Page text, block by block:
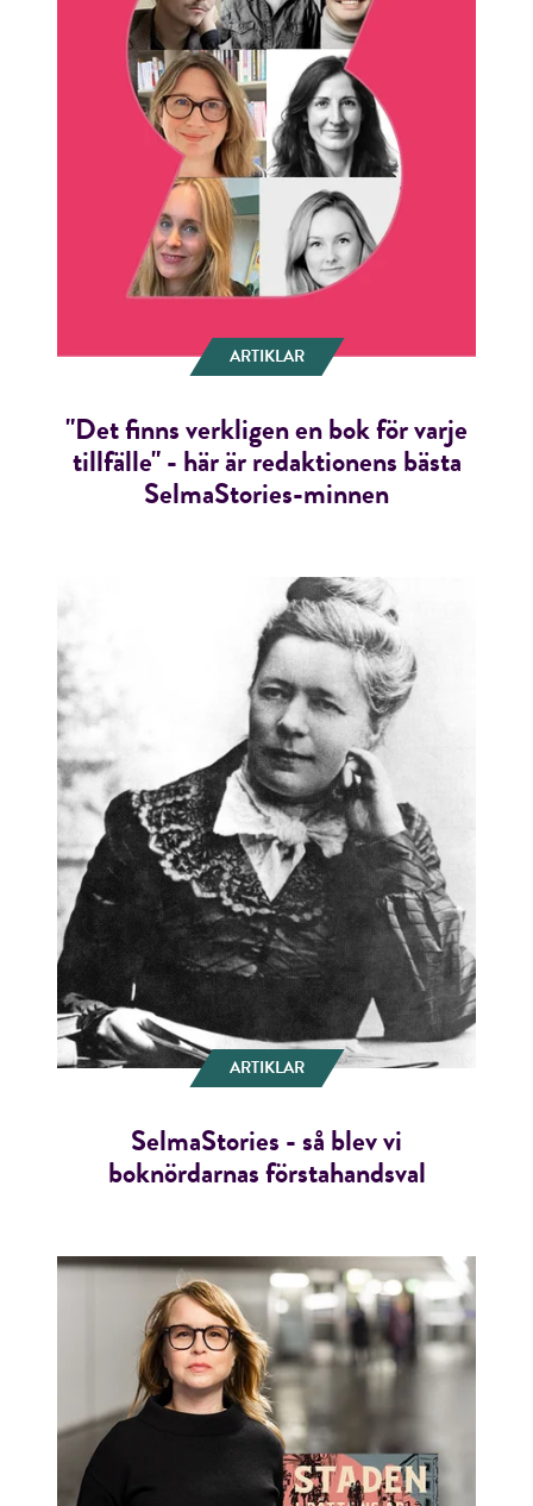
ARTIKLAR
"Det finns verkligen en bok för varje
tillfälle" - här är redaktionens bästa
SelmaStories-minnen
ARTIKLAR
SelmaStories - så blev vi
boknördarnas förstahandsval